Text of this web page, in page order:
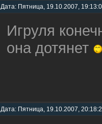
Дата: Пятница, 19.10.2007,
Игруля
она дотянет
Дата: Пятница, 19.10.2007,